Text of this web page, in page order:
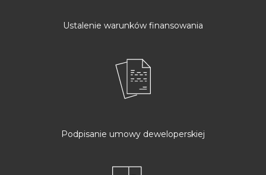
Ustalenie warunków finansowania
Podpisanie umowy deweloperskiej